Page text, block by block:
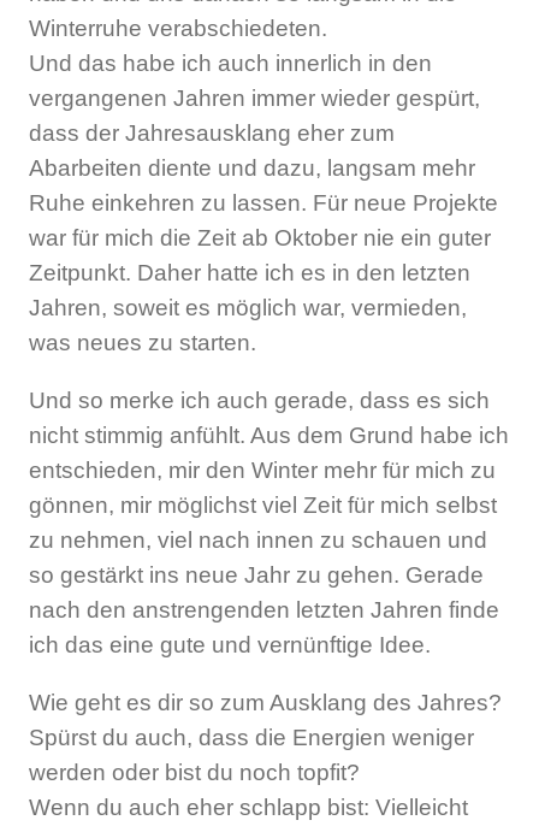
Winterruhe verabschiedeten.
Und das habe ich auch innerlich in den
vergangenen Jahren immer wieder gespürt,
dass der Jahresausklang eher zum
Abarbeiten diente und dazu, langsam mehr
Ruhe einkehren zu lassen. Für neue Projekte
war für mich die Zeit ab Oktober nie ein guter
Zeitpunkt. Daher hatte ich es in den letzten
Jahren, soweit es möglich war, vermieden,
was neues zu starten.
Und so merke ich auch gerade, dass es sich
nicht stimmig anfühlt. Aus dem Grund habe ich
entschieden, mir den Winter mehr für mich zu
gönnen, mir möglichst viel Zeit für mich selbst
zu nehmen, viel nach innen zu schauen und
so gestärkt ins neue Jahr zu gehen. Gerade
nach den anstrengenden letzten Jahren finde
ich das eine gute und vernünftige Idee.
Wie geht es dir so zum Ausklang des Jahres?
Spürst du auch, dass die Energien weniger
werden oder bist du noch topfit?
Wenn du auch eher schlapp bist: Vielleicht